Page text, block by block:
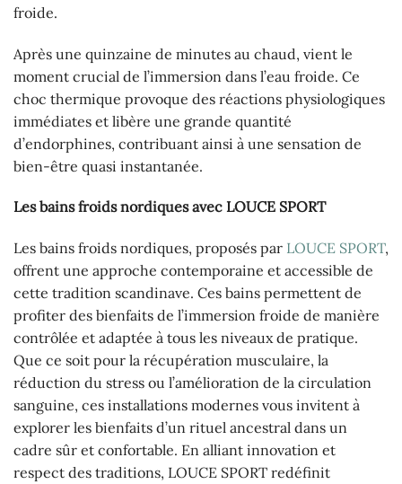
froide.
Après une quinzaine de minutes au chaud, vient le
moment crucial de l’immersion dans l’eau froide. Ce
choc thermique provoque des réactions physiologiques
immédiates et libère une grande quantité
d’endorphines, contribuant ainsi à une sensation de
bien-être quasi instantanée.
Les bains froids nordiques avec LOUCE SPORT
Les bains froids nordiques, proposés par LOUCE SPORT,
offrent une approche contemporaine et accessible de
cette tradition scandinave. Ces bains permettent de
profiter des bienfaits de l’immersion froide de manière
contrôlée et adaptée à tous les niveaux de pratique.
Que ce soit pour la récupération musculaire, la
réduction du stress ou l’amélioration de la circulation
sanguine, ces installations modernes vous invitent à
explorer les bienfaits d’un rituel ancestral dans un
cadre sûr et confortable. En alliant innovation et
respect des traditions, LOUCE SPORT redéfinit